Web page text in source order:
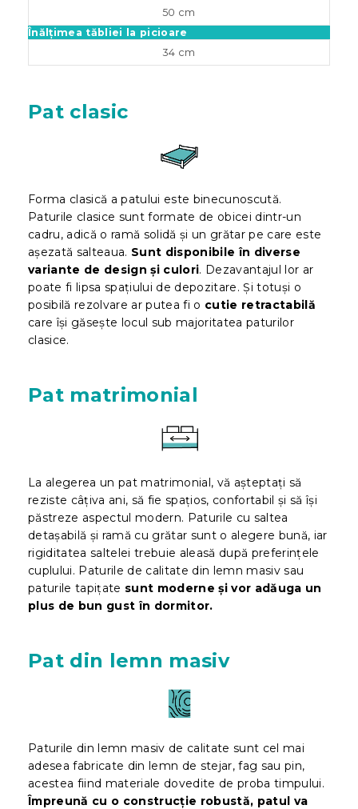
50 cm
Înălțimea tăbliei la picioare
34 cm
Pat clasic
Forma clasică a patului este binecunoscută.
Paturile clasice sunt formate de obicei dintr-un
cadru, adică o ramă solidă și un grătar pe care este
așezată salteaua. Sunt disponibile în diverse
variante de design și culori. Dezavantajul lor ar
poate fi lipsa spațiului de depozitare. Și totuși o
posibilă rezolvare ar putea fi o cutie retractabilă
care își găsește locul sub majoritatea paturilor
clasice.
Pat matrimonial
La alegerea un pat matrimonial, vă așteptați să
reziste câțiva ani, să fie spațios, confortabil și să își
păstreze aspectul modern. Paturile cu saltea
detașabilă și ramă cu grătar sunt o alegere bună, iar
rigiditatea saltelei trebuie aleasă după preferințele
cuplului. Paturile de calitate din lemn masiv sau
paturile tapițate sunt moderne și vor adăuga un
plus de bun gust în dormitor.
Pat din lemn masiv
Paturile din lemn masiv de calitate sunt cel mai
adesea fabricate din lemn de stejar, fag sau pin,
acestea fiind materiale dovedite de proba timpului.
Împreună cu o construcție robustă, patul va